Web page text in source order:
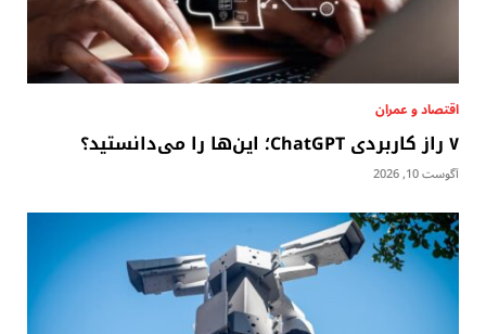
اقتصاد و عمران
۷ راز کاربردی ChatGPT؛ این‌ها را می‌دانستید؟
آگوست 10, 2026